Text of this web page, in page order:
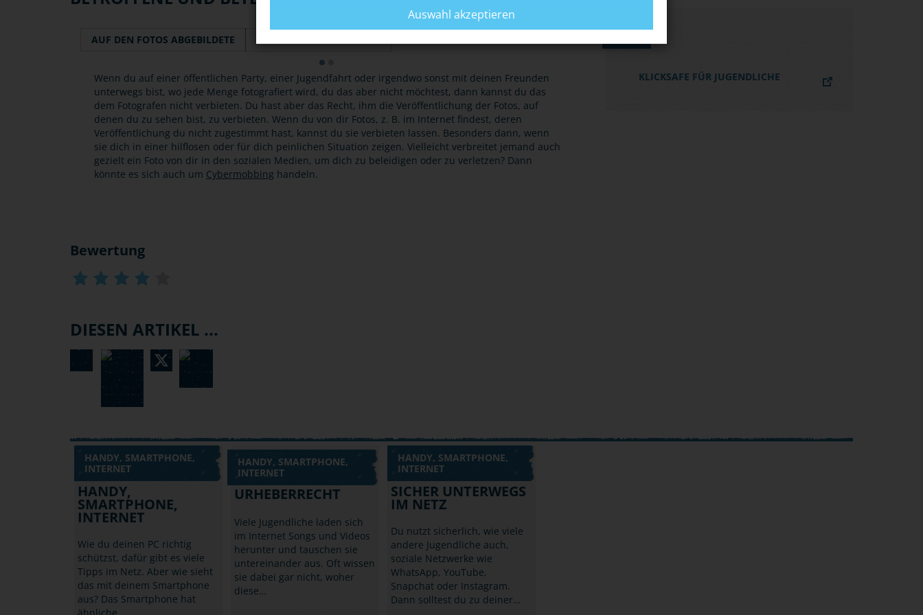
AUF DEN FOTOS ABGEBILDETE
Wenn du auf einer öffentlichen Party, einer Jugendfahrt oder irgendwo sonst mit deinen Freunden
unterwegs bist, wo jede Menge fotografiert wird, du das aber nicht möchtest, dann kannst du das
dem Fotografen nicht verbieten. Du hast aber das Recht, ihm die Veröffentlichung der Fotos, auf
denen du zu sehen bist, zu verbieten. Wenn du von dir Fotos, z. B. im Internet findest, deren
Veröffentlichung du nicht zugestimmt hast, kannst du sie verbieten lassen. Besonders dann, wenn
sie dich in einer hilflosen oder für dich peinlichen Situation zeigen. Vielleicht verbreitet jemand auch
gezielt ein Foto von dir in den sozialen Medien, um dich zu beleidigen oder zu verletzen? Dann
könnte es sich auch um Cybermobbing handeln.
Bewertung
DIESEN ARTIKEL ...
LINKS
KLICKSAFE FÜR JUGENDLICHE
HANDY, SMARTPHONE,
INTERNET
HANDY,
SMARTPHONE,
INTERNET
Wie du deinen PC richtig
schützst, dafür gibt es viele
Tipps im Netz. Aber wie sieht
das mit deinem Smartphone
aus? Das Smartphone hat
ähnliche…
HANDY, SMARTPHONE,
INTERNET
URHEBERRECHT
Viele Jugendliche laden sich
im Internet Songs und Videos
herunter und tauschen sie
untereinander aus. Oft wissen
sie dabei gar nicht, woher
diese…
HANDY, SMARTPHONE,
INTERNET
SICHER UNTERWEGS
IM NETZ
Du nutzt sicherlich, wie viele
andere Jugendliche auch,
soziale Netzwerke wie
WhatsApp, YouTube,
Snapchat oder Instagram.
Dann solltest du zu deiner…
Auswahl akzeptieren